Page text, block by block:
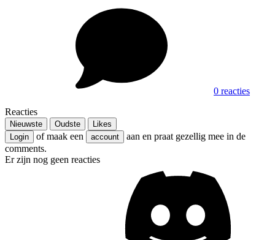
0 reacties
Reacties
Nieuwste Oudste
Likes
Login
of maak een account
aan en praat gezellig mee in de
comments.
Er zijn nog geen reacties